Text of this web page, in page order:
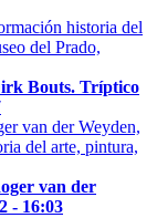
Bouts. Tríptico
van der
- 16:03